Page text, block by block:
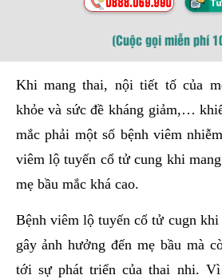
(Cuộc gọi miễn phí
Khi mang thai, nội tiết tố của
khỏe và sức đề kháng giảm,…
mắc phải một số bệnh viêm
viêm lộ tuyến cổ tử cung khi
mẹ bầu mắc khá cao.
Bệnh viêm lộ tuyến cổ tử cugn
gây ảnh hưởng đến mẹ bầu mà
tới sự phát triển của thai nhi. Vì